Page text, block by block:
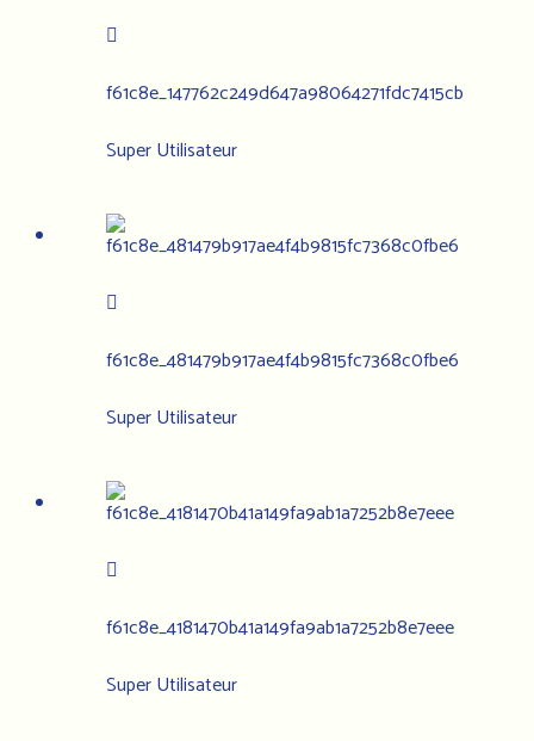
f61c8e_147762c249d647a98064271fdc7415cb
Super Utilisateur
f61c8e_481479b917ae4f4b9815fc7368c0fbe6
Super Utilisateur
f61c8e_4181470b41a149fa9ab1a7252b8e7eee
Super Utilisateur